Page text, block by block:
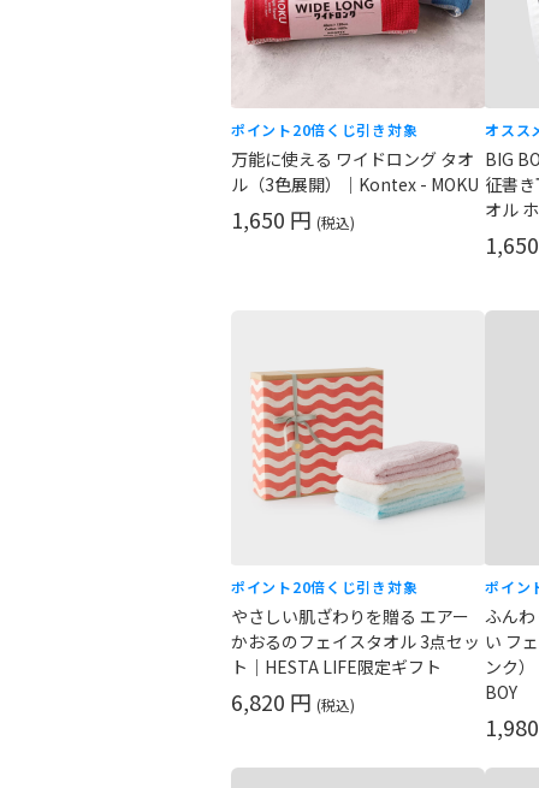
ポイント20倍くじ引き対象
万能に使える ワイドロング タオ
ル（3色展開）｜Kontex - MOKU
1,650 円 (税込)
オスス
BIG
征書
オル
ポイント20倍くじ引き対象
やさしい肌ざわりを贈る エアー
かおるのフェイスタオル 3点セッ
ト｜HESTA LIFE限定ギフト
6,820 円 (税込)
ポイン
ふん
い フ
ンク
BOY